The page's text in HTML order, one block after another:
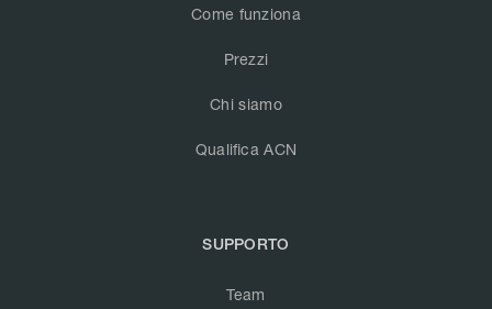
Come funziona
Prezzi
Chi siamo
Qualifica ACN
SUPPORTO
Team